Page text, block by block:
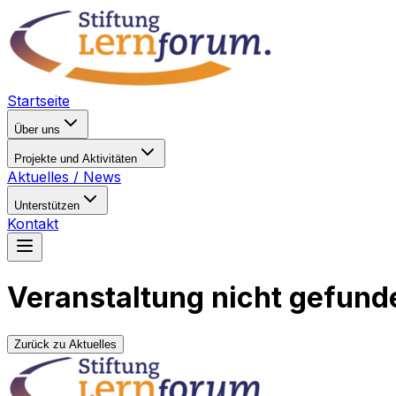
Startseite
Über uns
Projekte und Aktivitäten
Aktuelles / News
Unterstützen
Kontakt
Veranstaltung nicht
Zurück zu Aktuelles